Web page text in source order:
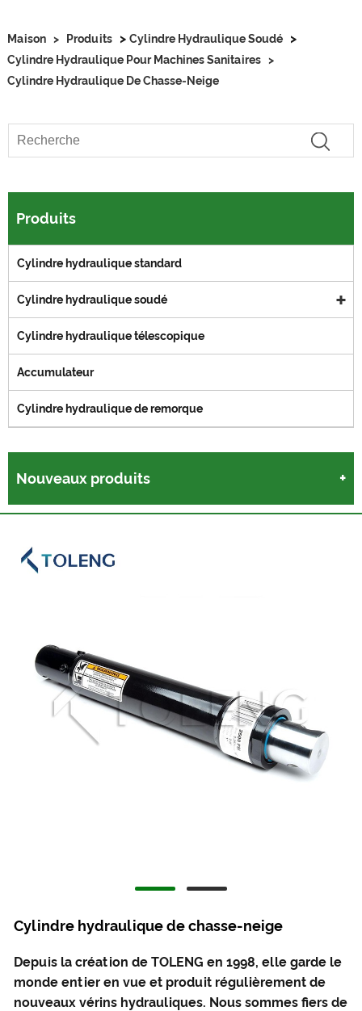
Maison > Produits > Cylindre Hydraulique Soudé >
Cylindre Hydraulique Pour Machines Sanitaires >
Cylindre Hydraulique De Chasse-Neige
Produits
Cylindre hydraulique standard
Cylindre hydraulique soudé
Cylindre hydraulique télescopique
Accumulateur
Cylindre hydraulique de remorque
Nouveaux produits
Cylindre hydraulique de chasse-neige
Depuis la création de TOLENG en 1998, elle garde le
monde entier en vue et produit régulièrement de
nouveaux vérins hydrauliques. Nous sommes fiers de